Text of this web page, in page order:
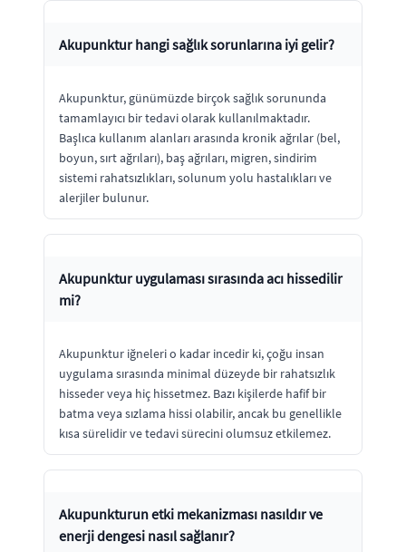
Akupunktur hangi sağlık sorunlarına iyi gelir?
Akupunktur, günümüzde birçok sağlık sorununda
tamamlayıcı bir tedavi olarak kullanılmaktadır.
Başlıca kullanım alanları arasında kronik ağrılar (bel,
boyun, sırt ağrıları), baş ağrıları, migren, sindirim
sistemi rahatsızlıkları, solunum yolu hastalıkları ve
alerjiler bulunur.
Akupunktur uygulaması sırasında acı hissedilir
mi?
Akupunktur iğneleri o kadar incedir ki, çoğu insan
uygulama sırasında minimal düzeyde bir rahatsızlık
hisseder veya hiç hissetmez. Bazı kişilerde hafif bir
batma veya sızlama hissi olabilir, ancak bu genellikle
kısa sürelidir ve tedavi sürecini olumsuz etkilemez.
Akupunkturun etki mekanizması nasıldır ve
enerji dengesi nasıl sağlanır?